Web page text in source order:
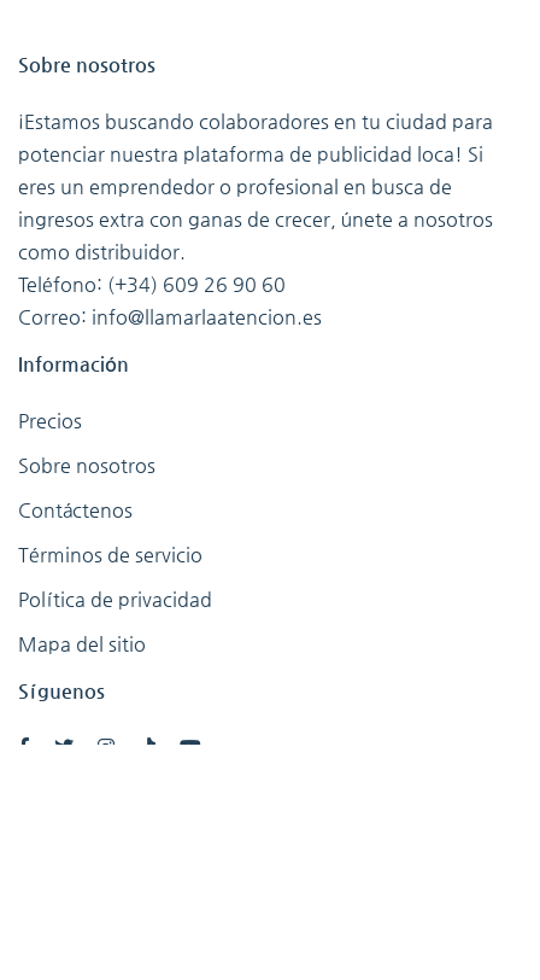
Sobre nosotros
¡Estamos buscando colaboradores en tu ciudad para
potenciar nuestra plataforma de publicidad loca! Si
eres un emprendedor o profesional en busca de
ingresos extra con ganas de crecer, únete a nosotros
como distribuidor.
Teléfono: (+34) 609 26 90 60
Correo: info@llamarlaatencion.es
Información
Precios
Sobre nosotros
Contáctenos
Términos de servicio
Política de privacidad
Mapa del sitio
Síguenos